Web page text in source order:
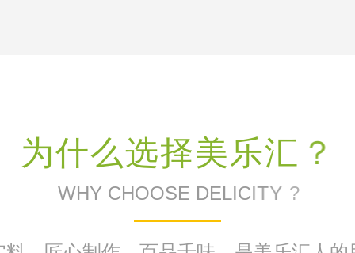
为什么选择美乐汇 ？
WHY CHOOSE DELICITY ?